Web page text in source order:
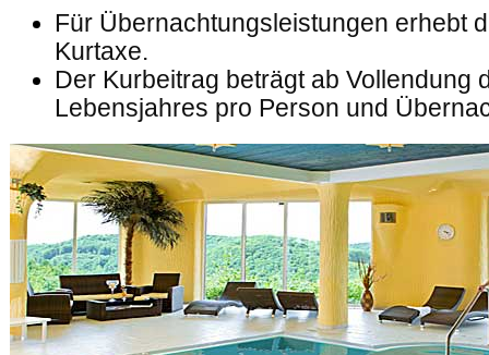
Für Übernachtungsleistungen erhebt
Kurtaxe.
Der Kurbeitrag beträgt ab Vollendung
Lebensjahres pro Person und